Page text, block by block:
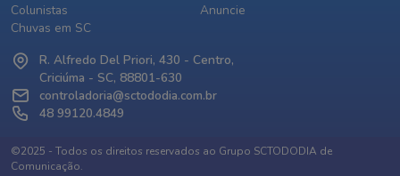
Colunistas
Chuvas em SC
Anuncie
R. Alfredo Del Priori, 430 - Centro,
Criciúma - SC, 88801-630
controladoria@sctododia.com.br
48 99120.4849
©2025 - Todos os direitos reservados ao Grupo SCTODODIA de
Comunicação.